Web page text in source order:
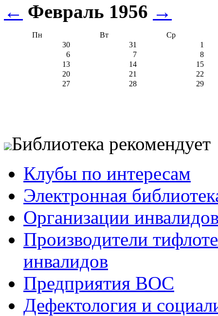
← Февраль 1956 →
Пн Вт
Ср
30
31
1
6
7
8
13
14
15
20
21
22
27
28 29
Библиотека рекомендует
Клубы по интересам
Электронная
Организации
Производители
инвалидов
Предприятия ВОС
Дефектология и